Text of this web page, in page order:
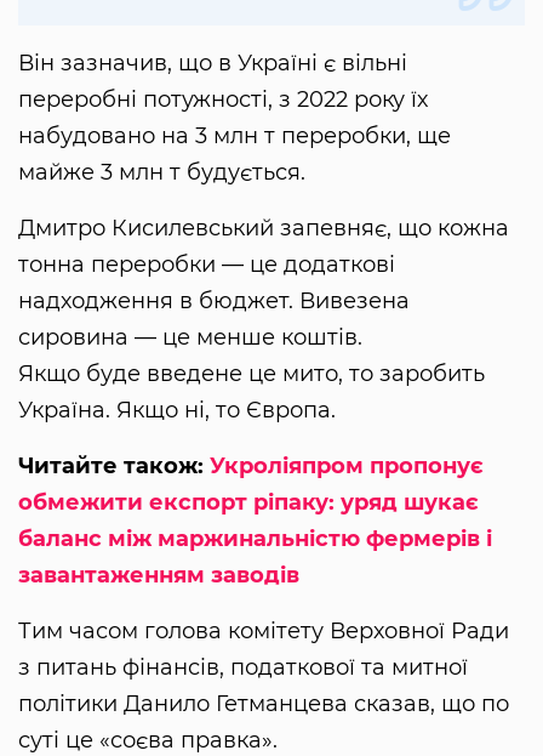
Він зазначив, що в Україні є вільні
переробні потужності, з 2022 року їх
набудовано на 3 млн т переробки, ще
майже 3 млн т будується.
Дмитро Кисилевський запевняє, що кожна
тонна переробки — це додаткові
надходження в бюджет. Вивезена
сировина — це менше коштів.
Якщо буде введене це мито, то заробить
Україна. Якщо ні, то Європа.
Читайте також: Укроліяпром пропонує
обмежити експорт ріпаку: уряд шукає
баланс між маржинальністю фермерів і
завантаженням заводів
Тим часом голова комітету Верховної Ради
з питань фінансів, податкової та митної
політики Данило Гетманцева сказав, що по
суті це «соєва правка».